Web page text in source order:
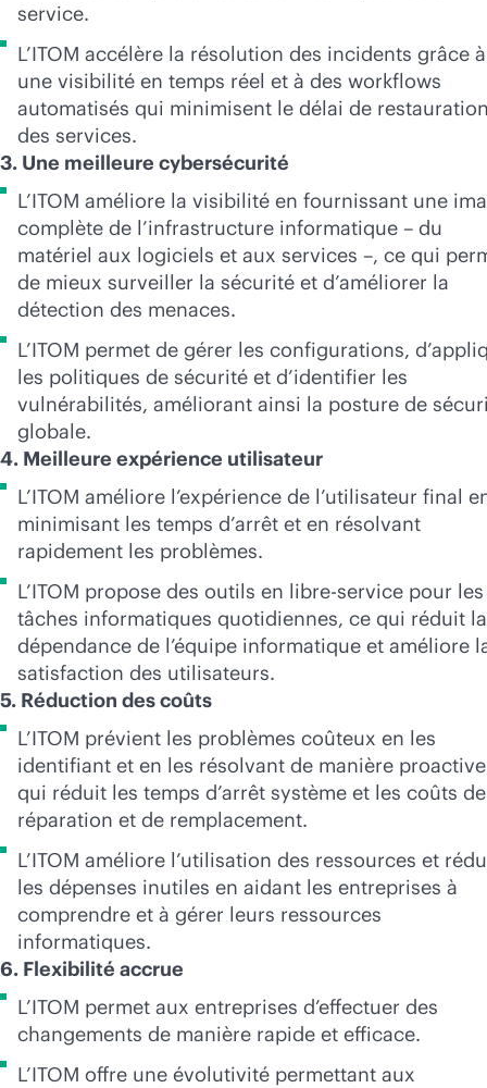
service.
L’ITOM accélère la résolution des incidents grâce à
une visibilité en temps réel et à des workflows
automatisés qui minimisent le délai de
des services.
3. Une meilleure cybersécurité
L’ITOM améliore la visibilité en fournissant une
complète de l’infrastructure informatique – du
matériel aux logiciels et aux services –, ce qui
de mieux surveiller la sécurité et d’améliorer la
détection des menaces.
L’ITOM permet de gérer les configurations,
les politiques de sécurité et d’identifier les
vulnérabilités, améliorant ainsi la posture de
globale.
4. Meilleure expérience utilisateur
L’ITOM améliore l’expérience de l’utilisateur final
minimisant les temps d’arrêt et en résolvant
rapidement les problèmes.
L’ITOM propose des outils en libre-service pour les
tâches informatiques quotidiennes, ce qui réduit la
dépendance de l’équipe informatique et améliore
satisfaction des utilisateurs.
5. Réduction des coûts
L’ITOM prévient les problèmes coûteux en les
identifiant et en les résolvant de manière
qui réduit les temps d’arrêt système et les coûts de
réparation et de remplacement.
L’ITOM améliore l’utilisation des ressources et
les dépenses inutiles en aidant les entreprises à
comprendre et à gérer leurs ressources
informatiques.
6. Flexibilité accrue
L’ITOM permet aux entreprises d’effectuer des
changements de manière rapide et efficace.
L’ITOM offre une évolutivité permettant aux